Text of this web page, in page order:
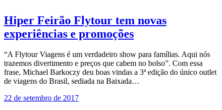
Hiper Feirão Flytour tem novas
experiências e promoções
“A Flytour Viagens é um verdadeiro show para famílias. Aqui nós
trazemos divertimento e preços que cabem no bolso”. Com essa
frase, Michael Barkoczy deu boas vindas a 3ª edição do único outlet
de viagens do Brasil, sediada na Baixada…
22 de setembro de 2017